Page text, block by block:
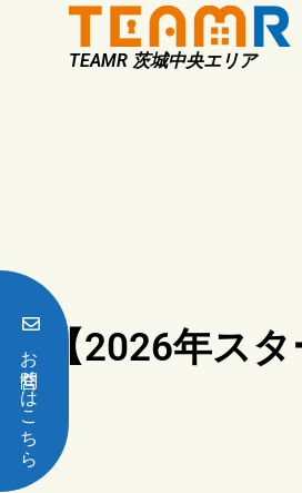
お問合せはこちら
TEAMR 茨城中央エリア
【2026年ス